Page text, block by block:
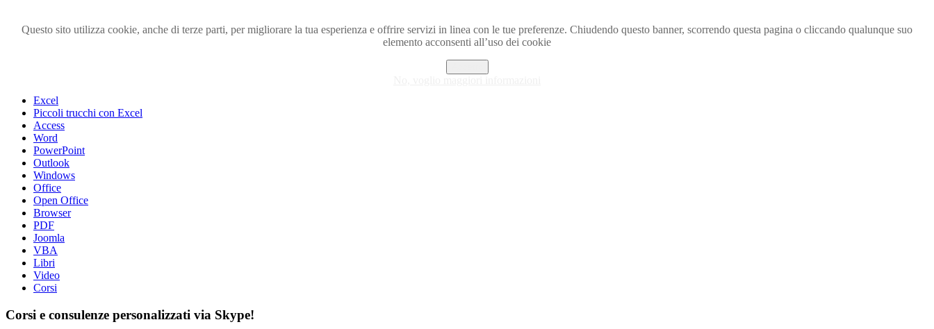
Questo sito utilizza cookie, anche di terze parti, per migliorare la tua esperienza e offrire servizi in linea con le tue preferenze. Chiudendo questo banner, scorrendo questa pagina o cliccando qualunque suo
elemento acconsenti all’uso dei cookie
Excel
Piccoli trucchi con Excel
Access
Word
PowerPoint
Outlook
Windows
Office
Open Office
Browser
PDF
Joomla
VBA
Libri
Video
Corsi
Corsi e consulenze personalizzati via Skype!